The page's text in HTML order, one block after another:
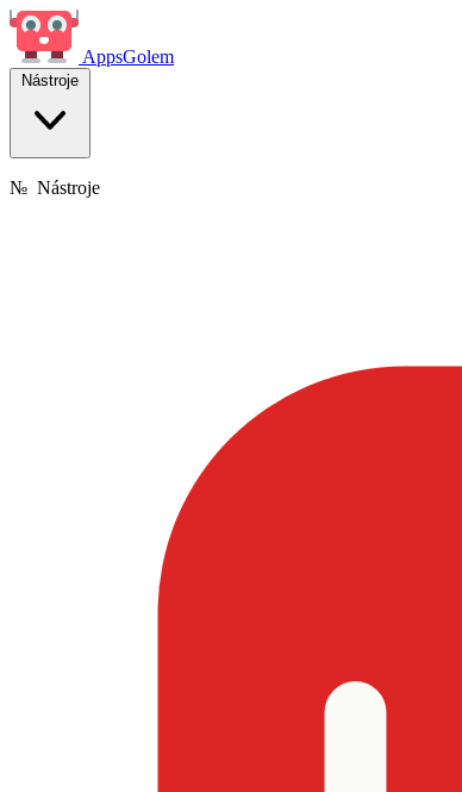
AppsGolem
Nástroje
№ Nástroje